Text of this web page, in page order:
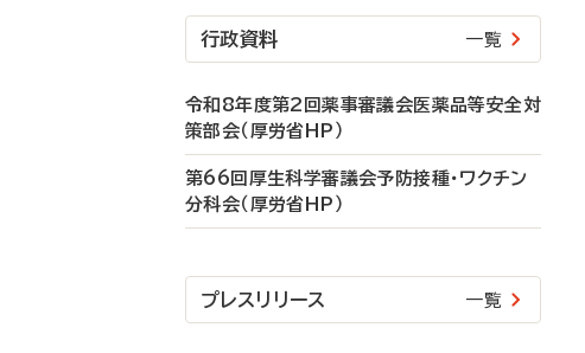
行政資料 一覧
令和8年度第2回薬事審議会医薬品等安全対
策部会（厚労省HP）
第66回厚生科学審議会予防接種・ワクチン
分科会（厚労省HP）
プレスリリース 一覧